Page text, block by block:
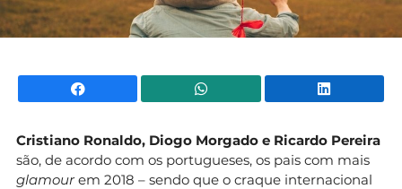
Facebook WhatsApp
Cristiano Ronaldo, Diogo Morgado e Ricardo Pereira
são, de acordo com os portugueses, os pais com mais
glamourem 2018 – sendo que o craque internacional